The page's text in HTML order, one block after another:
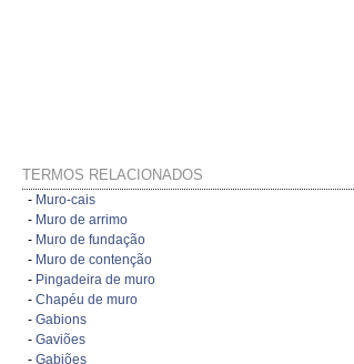
TERMOS RELACIONADOS
- Muro-cais
- Muro de arrimo
- Muro de fundação
- Muro de contenção
- Pingadeira de muro
- Chapéu de muro
- Gabions
- Gaviões
- Gabiões